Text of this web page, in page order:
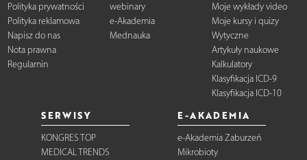
Polityka prywatności
Polityka reklamowa
Napisz do nas
Nota prawna
Regulamin
webinary
e-Akademia
Mednauka
Moje wykłady video
Moje kursy i quizy
Wytyczne
Artykuły naukowe
Kalkulatory
Klasyfikacja ICD-9
Klasyfikacja ICD-10
SERWISY
KONGRES TOP
MEDICAL TRENDS
E-AKADEMIA
e-Akademia Zaburzeń
Mikrobioty